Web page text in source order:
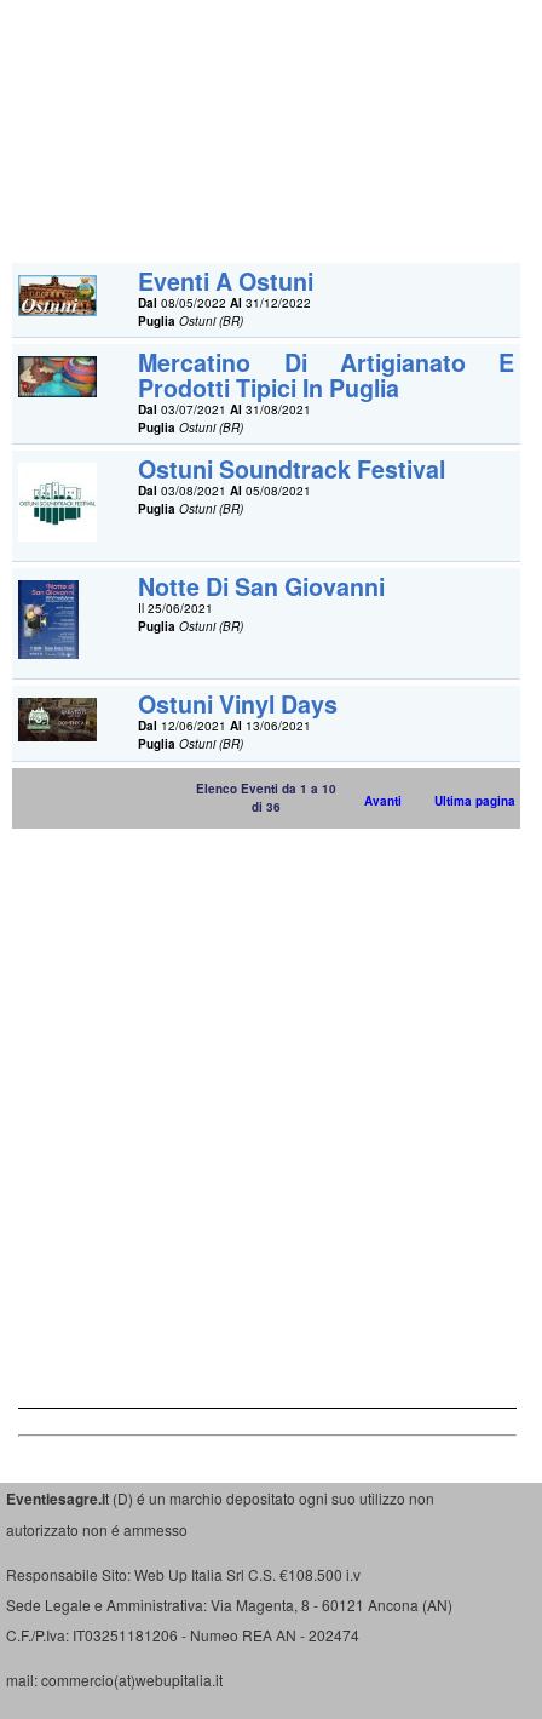
Eventi A Ostuni
Dal 08/05/2022Al 31/12/2022
Puglia Ostuni (BR)
Mercatino Di Artigianato E
Prodotti Tipici In Puglia
Dal 03/07/2021Al 31/08/2021
Puglia Ostuni (BR)
Ostuni Soundtrack Festival
Dal 03/08/2021Al 05/08/2021
Puglia Ostuni (BR)
Notte Di San Giovanni
Il 25/06/2021
Puglia Ostuni (BR)
Ostuni Vinyl Days
Dal 12/06/2021Al 13/06/2021
Puglia Ostuni (BR)
Elenco Eventi da 1 a 10
di 36
Avanti Ultima pagina
Eventiesagre.it (D) é un marchio depositato ogni suo utilizzo non
autorizzato non é ammesso
Responsabile Sito: Web Up Italia Srl C.S. €108.500 i.v
Sede Legale e Amministrativa: Via Magenta, 8 - 60121 Ancona (AN)
C.F./P.Iva: IT03251181206 - Numeo REA AN - 202474
mail: commercio(at)webupitalia.it